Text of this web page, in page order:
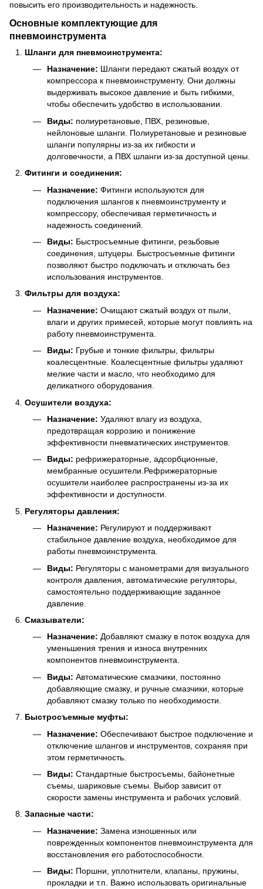
повысить его производительность и надежность.
Основные комплектующие для
пневмоинструмента
Шланги для пневмоинструмента:
Назначение: Шланги передают сжатый воздух от
компрессора к пневмоинструменту. Они должны
выдерживать высокое давление и быть гибкими,
чтобы обеспечить удобство в использовании.
Виды: полиуретановые, ПВХ, резиновые,
нейлоновые шланги. Полиуретановые и резиновые
шланги популярны из-за их гибкости и
долговечности, а ПВХ шланги из-за доступной цены.
Фитинги и соединения:
Назначение: Фитинги используются для
подключения шлангов к пневмоинструменту и
компрессору, обеспечивая герметичность и
надежность соединений.
Виды: Быстросъемные фитинги, резьбовые
соединения, штуцеры. Быстросъемные фитинги
позволяют быстро подключать и отключать без
использования инструментов.
Фильтры для воздуха:
Назначение: Очищают сжатый воздух от пыли,
влаги и других примесей, которые могут повлиять на
работу пневмоинструмента.
Виды: Грубые и тонкие фильтры, фильтры
коалесцентные. Коалесцентные фильтры удаляют
мелкие части и масло, что необходимо для
деликатного оборудования.
Осушители воздуха:
Назначение: Удаляют влагу из воздуха,
предотвращая коррозию и понижение
эффективности пневматических инструментов.
Виды: рефрижераторные, адсорбционные,
мембранные осушители.Рефрижераторные
осушители наиболее распространены из-за их
эффективности и доступности.
Регуляторы давления:
Назначение: Регулируют и поддерживают
стабильное давление воздуха, необходимое для
работы пневмоинструмента.
Виды: Регуляторы с манометрами для визуального
контроля давления, автоматические регуляторы,
самостоятельно поддерживающие заданное
давление.
Смазыватели:
Назначение: Добавляют смазку в поток воздуха для
уменьшения трения и износа внутренних
компонентов пневмоинструмента.
Виды: Автоматические смазчики, постоянно
добавляющие смазку, и ручные смазчики, которые
добавляют смазку только по необходимости.
Быстросъемные муфты:
Назначение: Обеспечивают быстрое подключение и
отключение шлангов и инструментов, сохраняя при
этом герметичность.
Виды: Стандартные быстросъемы, байонетные
съемы, шариковые съемы. Выбор зависит от
скорости замены инструмента и рабочих условий.
Запасные части:
Назначение: Замена изношенных или
поврежденных компонентов пневмоинструмента для
восстановления его работоспособности.
Виды: Поршни, уплотнители, клапаны, пружины,
прокладки и т.п. Важно использовать оригинальные